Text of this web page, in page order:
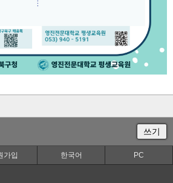
쓰기
가입 한국어 PC